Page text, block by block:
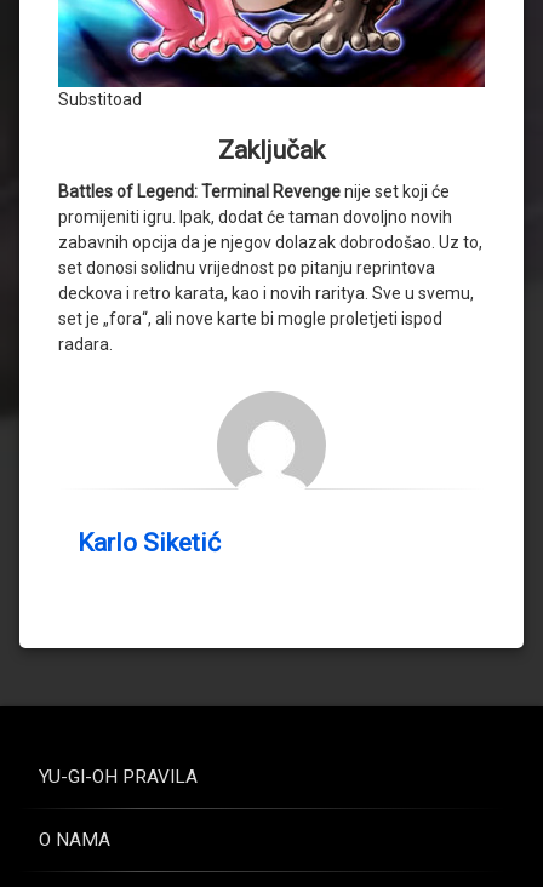
Substitoad
Zaključak
Battles of Legend: Terminal Revengenije set koji će
promijeniti igru. Ipak, dodat će taman dovoljno novih
zabavnih opcija da je njegov dolazak dobrodošao. Uz to,
set donosi solidnu vrijednost po pitanju reprintova
deckova i retro karata, kao i novih raritya. Sve u svemu,
set je „fora“, ali nove karte bi mogle proletjeti ispod
radara.
Karlo Siketić
YU-GI-OH PRAVILA
O NAMA